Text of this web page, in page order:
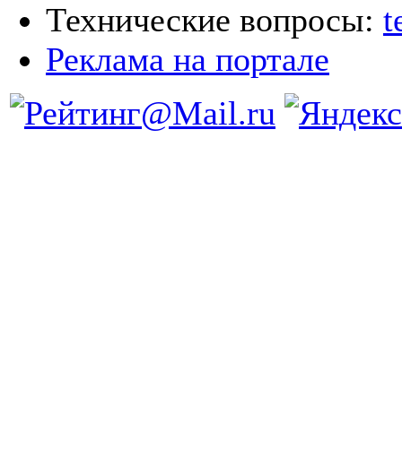
Технические вопросы:
Реклама на портале